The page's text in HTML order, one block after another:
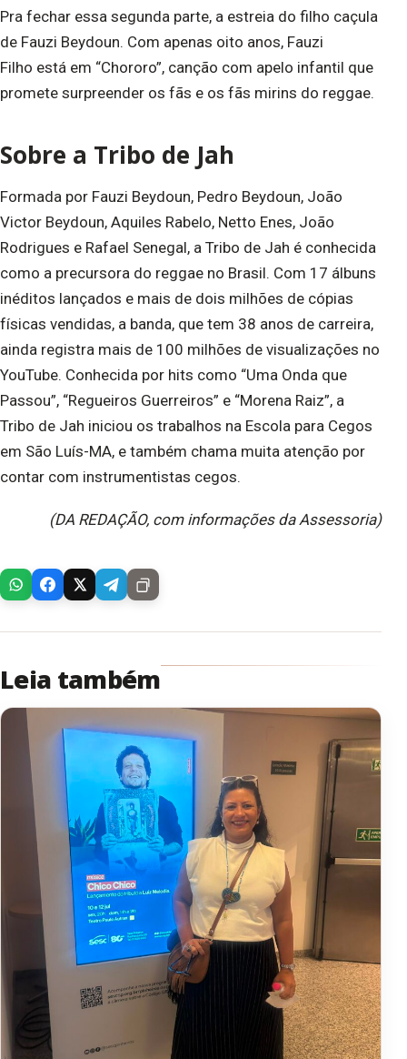
Pra fechar essa segunda parte, a estreia do filho caçula
de Fauzi Beydoun. Com apenas oito anos, Fauzi
Filho está em “Chororo”, canção com apelo infantil que
promete surpreender os fãs e os fãs mirins do reggae.
Sobre a Tribo de Jah
Formada por Fauzi Beydoun, Pedro Beydoun, João
Victor Beydoun, Aquiles Rabelo, Netto Enes, João
Rodrigues e Rafael Senegal, a Tribo de Jah é conhecida
como a precursora do reggae no Brasil. Com 17 álbuns
inéditos lançados e mais de dois milhões de cópias
físicas vendidas, a banda, que tem 38 anos de carreira,
ainda registra mais de 100 milhões de visualizações no
YouTube. Conhecida por hits como “Uma Onda que
Passou”, “Regueiros Guerreiros” e “Morena Raiz”, a
Tribo de Jah iniciou os trabalhos na Escola para Cegos
em São Luís-MA, e também chama muita atenção por
contar com instrumentistas cegos.
(DA REDAÇÃO, com informações da Assessoria)
Leia também